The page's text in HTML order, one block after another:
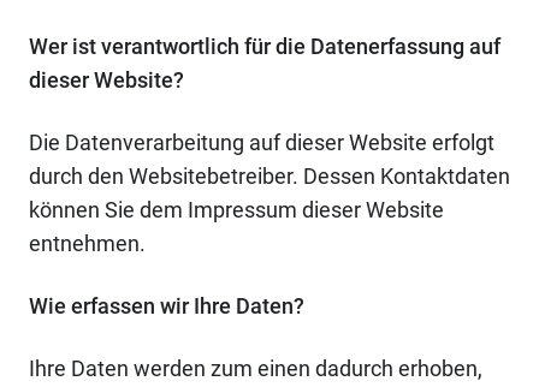
Wer ist verantwortlich für die Datenerfassung auf
dieser Website?
Die Datenverarbeitung auf dieser Website erfolgt
durch den Websitebetreiber. Dessen Kontaktdaten
können Sie dem Impressum dieser Website
entnehmen.
Wie erfassen wir Ihre Daten?
Ihre Daten werden zum einen dadurch erhoben,